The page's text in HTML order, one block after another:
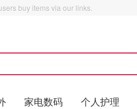
buy items via our links.
家电数码 个人护理